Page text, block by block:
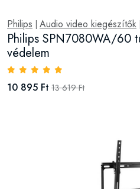
Philips Audio video kiegészítők
Philips SPN7080WA/60
védelem
10 895 Ft 13 619 Ft